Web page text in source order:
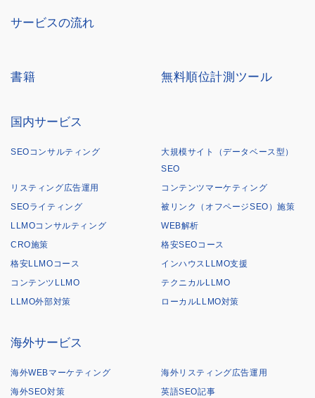
サービスの流れ
書籍 無料順位計測ツール
国内サービス
SEOコンサルティング
大規模サイト（データベース型）
SEO
リスティング広告運用
コンテンツマーケティング
SEOライティング
被リンク（オフページSEO）施策
LLMOコンサルティング
WEB解析
CRO施策
格安SEOコース
格安LLMOコース
インハウスLLMO支援
コンテンツLLMO
テクニカルLLMO
LLMO外部対策
ローカルLLMO対策
海外サービス
海外WEBマーケティング
海外リスティング広告運用
海外SEO対策
英語SEO記事